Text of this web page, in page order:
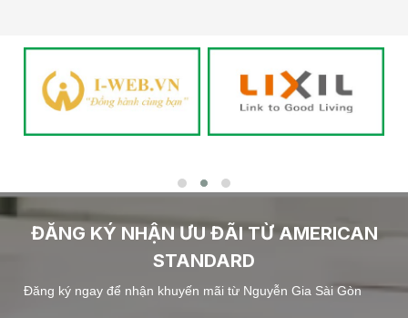
ĐĂNG KÝ NHẬN ƯU ĐÃI TỪ AMERICAN
STANDARD
Đăng ký ngay để nhận khuyến mãi từ Nguyễn Gia Sài Gòn